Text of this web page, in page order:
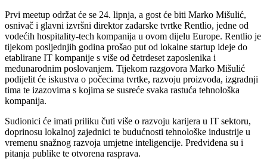
Prvi meetup održat će se 24. lipnja, a gost će biti Marko Mišulić,
osnivač i glavni izvršni direktor zadarske tvrtke Rentlio, jedne od
vodećih hospitality-tech kompanija u ovom dijelu Europe. Rentlio je
tijekom posljednjih godina prošao put od lokalne startup ideje do
etablirane IT kompanije s više od četrdeset zaposlenika i
međunarodnim poslovanjem. Tijekom razgovora Marko Mišulić
podijelit će iskustva o počecima tvrtke, razvoju proizvoda, izgradnji
tima te izazovima s kojima se susreće svaka rastuća tehnološka
kompanija.
Sudionici će imati priliku čuti više o razvoju karijera u IT sektoru,
doprinosu lokalnoj zajednici te budućnosti tehnološke industrije u
vremenu snažnog razvoja umjetne inteligencije. Predviđena su i
pitanja publike te otvorena rasprava.